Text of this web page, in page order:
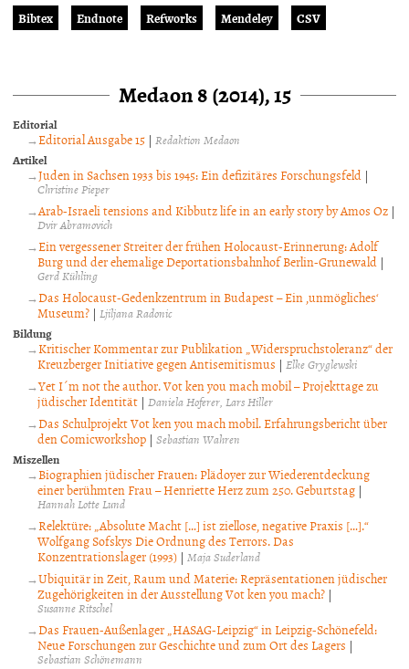
Bibtex
Endnote Refworks Mendeley CSV
Medaon 8 (2014), 15
Editorial
Editorial Ausgabe 15 |Redaktion Medaon
Artikel
Juden in Sachsen 1933 bis 1945: Ein defizitäres Forschungsfeld |
Christine Pieper
Arab-Israeli tensions and Kibbutz life in an early story by Amos Oz |
Dvir Abramovich
Ein vergessener Streiter der frühen Holocaust-Erinnerung: Adolf
Burg und der ehemalige Deportationsbahnhof Berlin-Grunewald |
Gerd Kühling
Das Holocaust-Gedenkzentrum in Budapest – Ein ‚unmögliches‘
Museum? | Ljiljana Radonic
Bildung
Kritischer Kommentar zur Publikation „Widerspruchstoleranz“ der
Kreuzberger Initiative gegen Antisemitismus | Elke Gryglewski
Yet I´m not the author. Vot ken you mach mobil – Projekttage zu
jüdischer Identität | Daniela Hoferer Lars Hiller
Das Schulprojekt Vot ken you mach mobil. Erfahrungsbericht über
den Comicworkshop | Sebastian Wahren
Miszellen
Biographien jüdischer Frauen: Plädoyer zur Wiederentdeckung
einer berühmten Frau – Henriette Herz zum 250. Geburtstag |
Hannah Lotte Lund
Relektüre: „Absolute Macht […] ist ziellose, negative Praxis […].“
Wolfgang Sofskys Die Ordnung des Terrors. Das
Konzentrationslager (1993) | Maja Suderland
Ubiquitär in Zeit, Raum und Materie: Repräsentationen jüdischer
Zugehörigkeiten in der Ausstellung Vot ken you mach? |
Susanne Ritschel
Das Frauen-Außenlager „HASAG-Leipzig“ in Leipzig-Schönefeld:
Neue Forschungen zur Geschichte und zum Ort des Lagers |
Sebastian Schönemann